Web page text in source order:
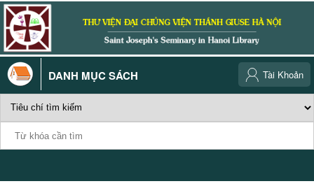
DANH MỤC SÁCH Tài Khoản